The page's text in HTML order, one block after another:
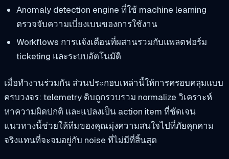
Anomaly detection engine ที่ใช้ machine learning
ตรวจจับความเบี่ยงเบนของการใช้งาน
Workflows การแจ้งเตือนที่ผสานรวมกับแพลตฟอร์ม
ticketing และระบบอัตโนมัติ
เมื่อทำงานร่วมกัน ส่วนประกอบเหล่านี้ให้การครอบคลุมแบบ
ครบวงจร: telemetry ดิบถูกรวบรวม normalize วิเคราะห์
หาความผิดปกติ และแปลงเป็น action item ที่ชัดเจน
แนวทางนี้ช่วยให้ทีมของคุณมุ่งความสนใจไปที่ภัยคุกคาม
จริงแทนที่จะจมอยู่กับ noise ที่ไม่มีที่สิ้นสุด